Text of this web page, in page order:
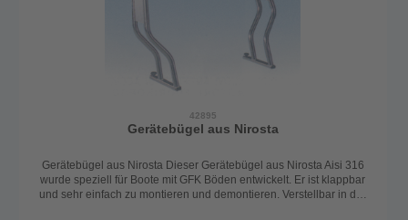
42895
Gerätebügel aus Nirosta
Gerätebügel aus Nirosta Dieser Gerätebügel aus Nirosta Aisi 316
wurde speziell für Boote mit GFK Böden entwickelt. Er ist klappbar
und sehr einfach zu montieren und demontieren. Verstellbar in der